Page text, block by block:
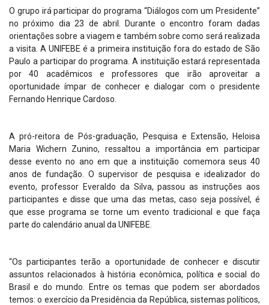
O grupo irá participar do programa “Diálogos com um Presidente”
no próximo dia 23 de abril. Durante o encontro foram dadas
orientações sobre a viagem e também sobre como será realizada
a visita. A UNIFEBE é a primeira instituição fora do estado de São
Paulo a participar do programa. A instituição estará representada
por 40 acadêmicos e professores que irão aproveitar a
oportunidade ímpar de conhecer e dialogar com o presidente
Fernando Henrique Cardoso.
A pró-reitora de Pós-graduação, Pesquisa e Extensão, Heloisa
Maria Wichern Zunino, ressaltou a importância em participar
desse evento no ano em que a instituição comemora seus 40
anos de fundação. O supervisor de pesquisa e idealizador do
evento, professor Everaldo da Silva, passou as instruções aos
participantes e disse que uma das metas, caso seja possível, é
que esse programa se torne um evento tradicional e que faça
parte do calendário anual da UNIFEBE.
“Os participantes terão a oportunidade de conhecer e discutir
assuntos relacionados à história econômica, política e social do
Brasil e do mundo. Entre os temas que podem ser abordados
temos: o exercício da Presidência da República, sistemas políticos,